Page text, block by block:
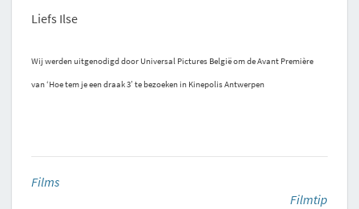
Liefs Ilse
Wij werden uitgenodigd door Universal Pictures België om de Avant Première
van ‘Hoe tem je een draak 3’ te bezoeken in Kinepolis Antwerpen
Films
Filmtip